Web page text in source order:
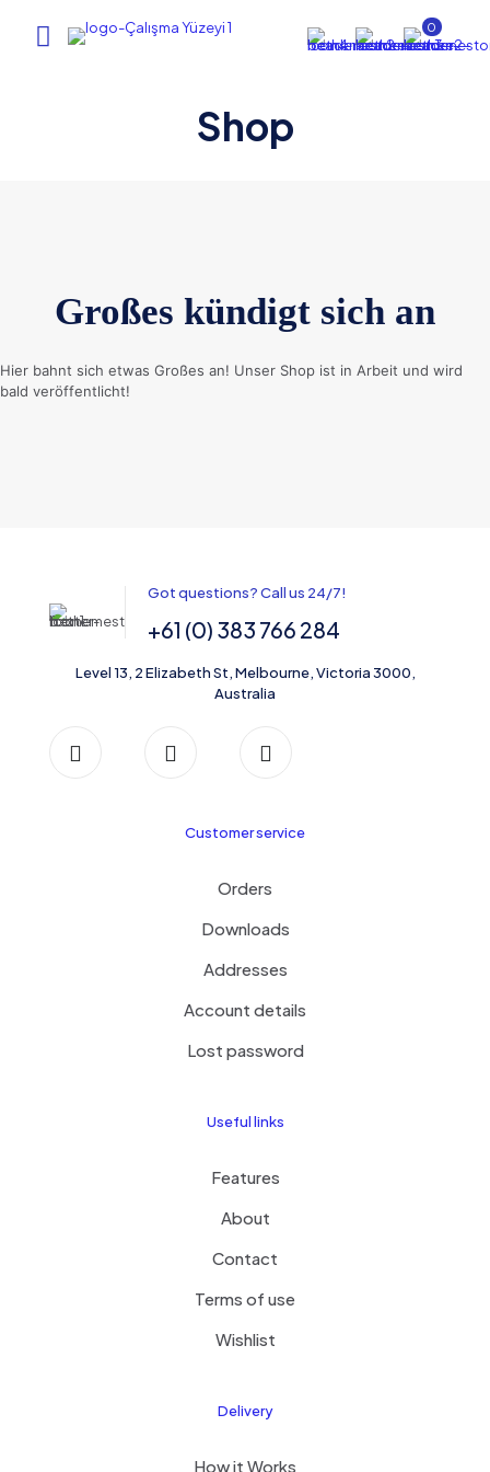
0
Shop
Großes kündigt sich an
Hier bahnt sich etwas Großes an! Unser Shop ist in Arbeit und wird
bald veröffentlicht!
Got questions? Call us 24/7!
+61 (0) 383 766 284
Level 13, 2 Elizabeth St, Melbourne, Victoria 3000,
Australia
Customer service
Orders
Downloads
Addresses
Account details
Lost password
Useful links
Features
About
Contact
Terms of use
Wishlist
Delivery
How it Works